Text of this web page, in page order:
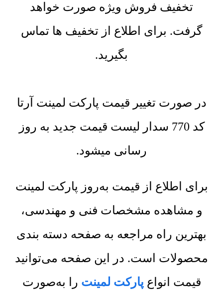
تخفیف فروش ویژه صورت خواهد
گرفت. برای اطلاع از تخفیف ها تماس
بگیرید.
در صورت تغییر قیمت پارکت لمینت آرتا
کد 770 سدار لیست قیمت جدید به روز
رسانی میشود.
برای اطلاع از قیمت به‌روز پارکت لمینت
و مشاهده مشخصات فنی و مهندسی،
بهترین راه مراجعه به صفحه دسته بندی
محصولات است. در این صفحه می‌توانید
قیمت انواع پارکت لمینت را به‌صورت